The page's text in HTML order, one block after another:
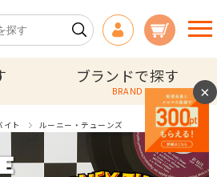
ブランドで探す
BRAND
イト ルーニー・テューンズ
×